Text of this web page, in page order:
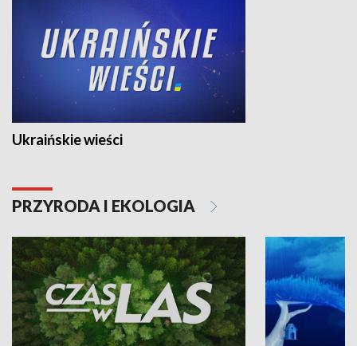
Ukraińskie wieści
PRZYRODA I EKOLOGIA